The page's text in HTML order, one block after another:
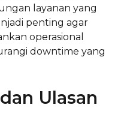
layanan yang
penting agar
operasional
downtime yang
Ulasan